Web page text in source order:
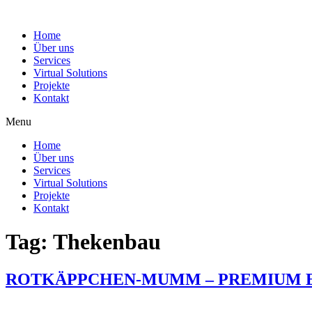
Home
Über uns
Services
Virtual Solutions
Projekte
Kontakt
Menu
Home
Über uns
Services
Virtual Solutions
Projekte
Kontakt
Tag: Thekenbau
ROTKÄPPCHEN-MUMM – PREMIUM